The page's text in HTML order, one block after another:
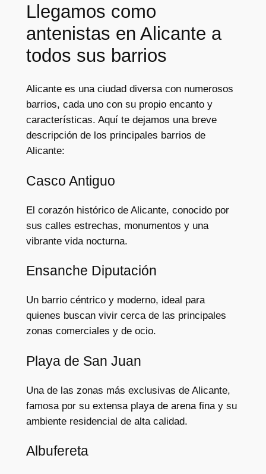
Llegamos como
antenistas en Alicante a
todos sus barrios
Alicante es una ciudad diversa con numerosos
barrios, cada uno con su propio encanto y
características. Aquí te dejamos una breve
descripción de los principales barrios de
Alicante:
Casco Antiguo
El corazón histórico de Alicante, conocido por
sus calles estrechas, monumentos y una
vibrante vida nocturna.
Ensanche Diputación
Un barrio céntrico y moderno, ideal para
quienes buscan vivir cerca de las principales
zonas comerciales y de ocio.
Playa de San Juan
Una de las zonas más exclusivas de Alicante,
famosa por su extensa playa de arena fina y su
ambiente residencial de alta calidad.
Albufereta